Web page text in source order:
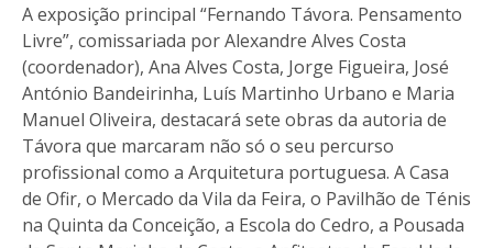
A exposição principal “Fernando Távora. Pensamento
Livre”, comissariada por Alexandre Alves Costa
(coordenador), Ana Alves Costa, Jorge Figueira, José
António Bandeirinha, Luís Martinho Urbano e Maria
Manuel Oliveira, destacará sete obras da autoria de
Távora que marcaram não só o seu percurso
profissional como a Arquitetura portuguesa. A Casa
de Ofir, o Mercado da Vila da Feira, o Pavilhão de Ténis
na Quinta da Conceição, a Escola do Cedro, a Pousada